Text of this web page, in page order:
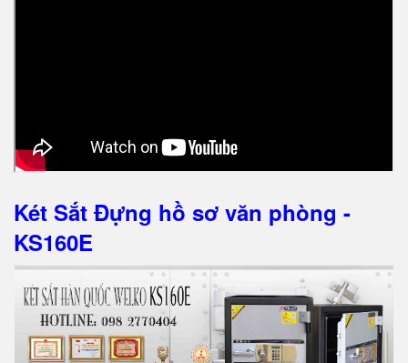
Két Sắt Đựng hồ sơ văn phòng -
KS160E